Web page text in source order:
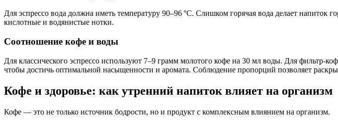
Для эспрессо вода должна иметь температуру 90–96 °C. Слишком горячая вода делает
кислотные и водянистые нотки.
Соотношение кофе и воды
Для классического эспрессо используют 7–9 грамм молотого кофе на 30 мл воды. Для
чтобы достичь оптимальной насыщенности и аромата. Соблюдение пропорций позволяет
Кофе и здоровье: как утренний напиток влияет на организм
Кофе — это не только источник бодрости, но и продукт с комплексным влиянием на организм.